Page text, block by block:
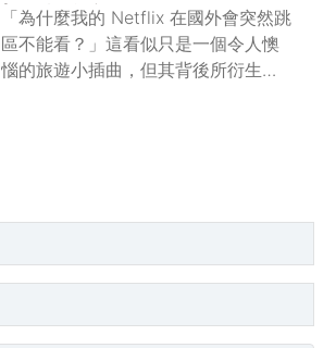
權到數位邊界
「為什麼我的 Netflix 在國外會突然跳
區不能看？」這看似只是一個令人懊
惱的旅遊小插曲，但其背後所衍生的